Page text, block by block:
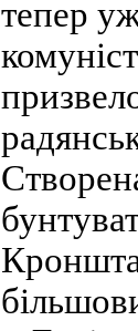
тепер